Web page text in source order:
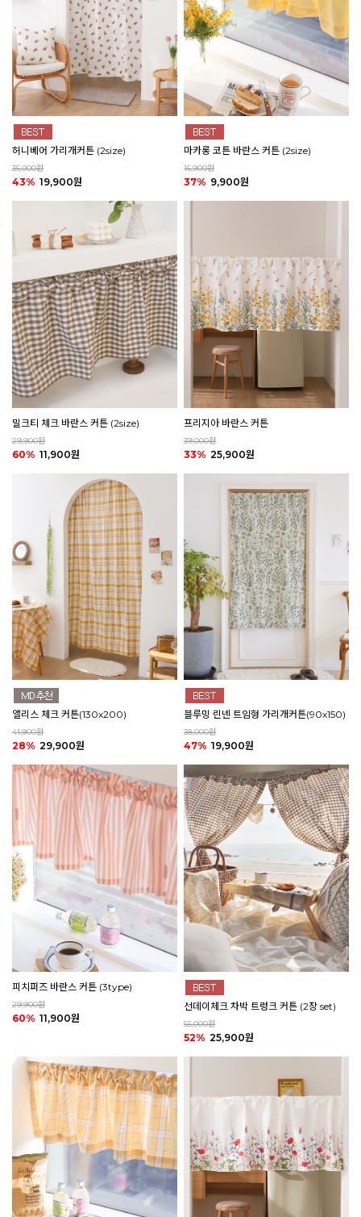
허니베어 가리개커튼 (2size)
35,000원
43% 19,900원
마카롱 코튼 바란스 커튼 (2size)
15,900원
37% 9,900원
밀크티 체크 바란스 커튼 (2size)
29,900원
60% 11,900원
프리지아 바란스 커튼
39,000원
33% 25,900원
앨리스 체크 커튼(130x200)
41,900원
28% 29,900원
블루밍 린넨 트임형 가리개커튼(90x150)
38,000원
47% 19,900원
피치퍼즈 바란스 커튼 (3type)
29,900원
60% 11,900원
선데이체크 차박 트렁크 커튼 (2장 set)
55,000원
52% 25,900원